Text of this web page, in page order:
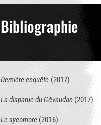
Bibliographie
Dernière enquête (2017)
La disparue du Gévaudan (2017)
Le sycomore (2016)